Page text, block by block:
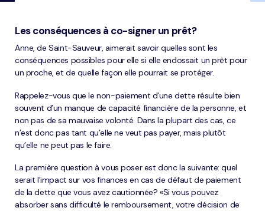
Les conséquences à co-signer un prêt?
Anne, de Saint-Sauveur, aimerait savoir quelles sont les
conséquences possibles pour elle si elle endossait un prêt pour
un proche, et de quelle façon elle pourrait se protéger.
Rappelez-vous que le non-paiement d’une dette résulte bien
souvent d’un manque de capacité financière de la personne, et
non pas de sa mauvaise volonté. Dans la plupart des cas, ce
n’est donc pas tant qu’elle ne veut pas payer, mais plutôt
qu’elle ne peut pas le faire.
La première question à vous poser est donc la suivante: quel
serait l’impact sur vos finances en cas de défaut de paiement
de la dette que vous avez cautionnée? «Si vous pouvez
absorber sans difficulté le remboursement, votre décision de